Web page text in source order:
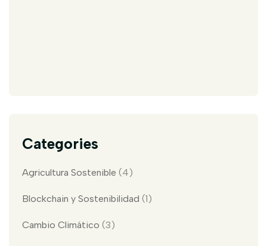
Categories
Agricultura Sostenible (4)
Blockchain y Sostenibilidad (1)
Cambio Climático (3)